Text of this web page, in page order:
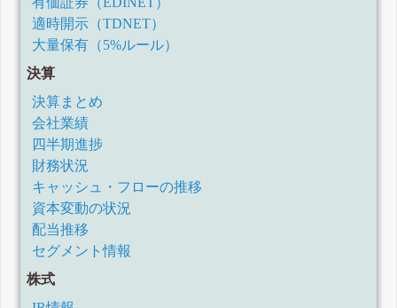
適時開示（TDNET）
大量保有（5%ルール）
決算
決算まとめ
会社業績
四半期進捗
財務状況
キャッシュ・フローの推移
資本変動の状況
配当推移
セグメント情報
株式